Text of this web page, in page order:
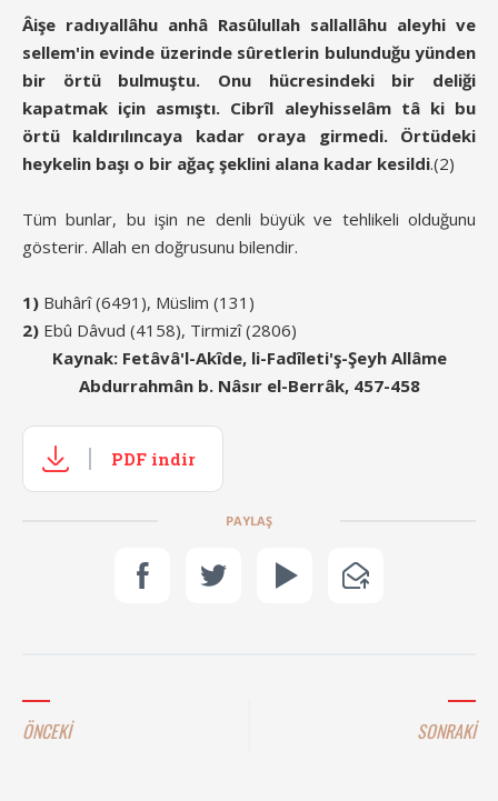
Âişe radıyallâhu anhâ Rasûlullah sallallâhu aleyhi ve
sellem'in evinde üzerinde sûretlerin bulunduğu yünden
bir örtü bulmuştu. Onu hücresindeki bir deliği
kapatmak için asmıştı. Cibrîl aleyhisselâm tâ ki bu
örtü kaldırılıncaya kadar oraya girmedi. Örtüdeki
heykelin başı o bir ağaç şeklini alana kadar kesildi.(2)
Tüm bunlar, bu işin ne denli büyük ve tehlikeli olduğunu
gösterir. Allah en doğrusunu bilendir.
1) Buhârî (6491), Müslim (131)
2) Ebû Dâvud (4158), Tirmizî (2806)
Kaynak: Fetâvâ'l-Akîde, li-Fadîleti'ş-Şeyh Allâme
Abdurrahmân b. Nâsır el-Berrâk, 457-458
PDF indir
PAYLAŞ
ÖNCEKİ SONRAKİ